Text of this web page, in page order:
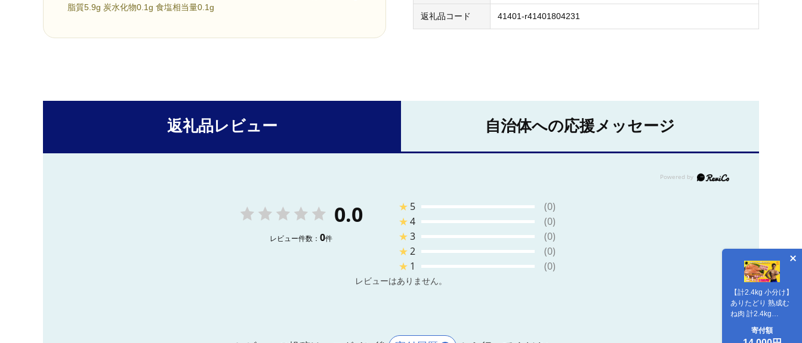
脂質5.9g 炭水化物0.1g 食塩相当量0.1g
【計2.4kg 小分け】
ありたどり 熟成む
ね肉 計2.4kg
(300g×8パック) 鶏
肉 むね肉 ムネ肉 胸
寄付額
返礼品コード 41401-r41401804231
返礼品レビュー 自治体への応援メッセージ
0.0
レビュー件数： 0件
★ 5
(0)
★4
(0)
★3
(0)
★2
(0)
★ 1 (0)
レビューはありません。